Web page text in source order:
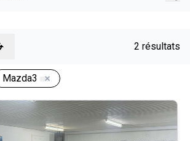
2 résultats
Mazda3